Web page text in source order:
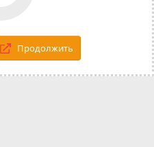
Продолжить